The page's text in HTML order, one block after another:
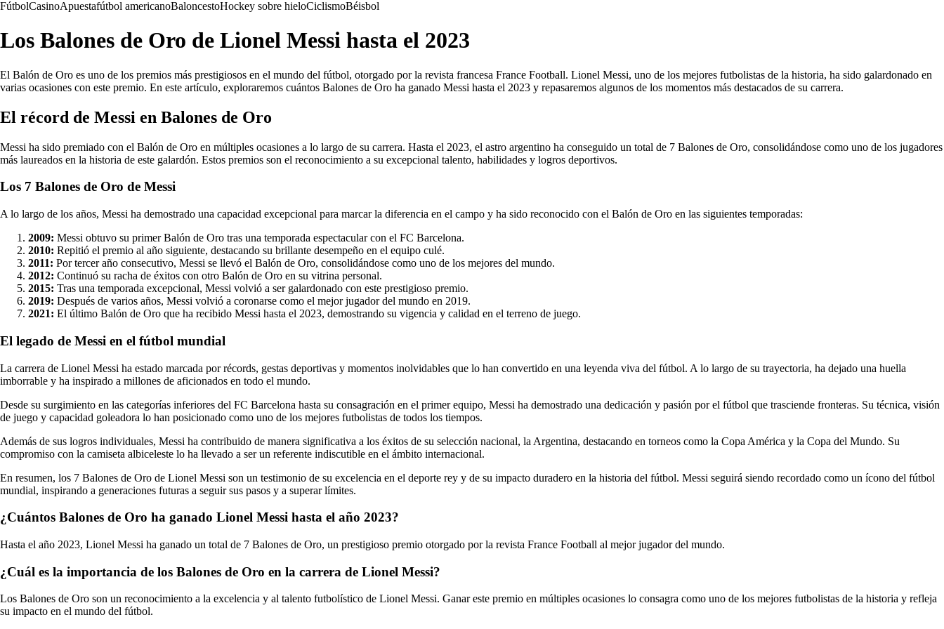
FútbolCasinoApuestafútbol americanoBaloncestoHockey sobre hieloCiclismoBéisbol
Los Balones de Oro de Lionel Messi hasta el 2023
El Balón de Oro es uno de los premios más prestigiosos en el mundo del fútbol, otorgado por la revista francesa France Football. Lionel Messi, uno de los mejores futbolistas de la historia, ha sido galardonado en
varias ocasiones con este premio. En este artículo, exploraremos cuántos Balones de Oro ha ganado Messi hasta el 2023 y repasaremos algunos de los momentos más destacados de su carrera.
El récord de Messi en Balones de Oro
Messi ha sido premiado con el Balón de Oro en múltiples ocasiones a lo largo de su carrera. Hasta el 2023, el astro argentino ha conseguido un total de 7 Balones de Oro, consolidándose como uno de los jugadores
más laureados en la historia de este galardón. Estos premios son el reconocimiento a su excepcional talento, habilidades y logros deportivos.
Los 7 Balones de Oro de Messi
A lo largo de los años, Messi ha demostrado una capacidad excepcional para marcar la diferencia en el campo y ha sido reconocido con el Balón de Oro en las siguientes temporadas:
2009: Messi obtuvo su primer Balón de Oro tras una temporada espectacular con el FC Barcelona.
2010: Repitió el premio al año siguiente, destacando su brillante desempeño en el equipo culé.
2011: Por tercer año consecutivo, Messi se llevó el Balón de Oro, consolidándose como uno de los mejores del mundo.
2012: Continuó su racha de éxitos con otro Balón de Oro en su vitrina personal.
2015: Tras una temporada excepcional, Messi volvió a ser galardonado con este prestigioso premio.
2019: Después de varios años, Messi volvió a coronarse como el mejor jugador del mundo en 2019.
2021: El último Balón de Oro que ha recibido Messi hasta el 2023, demostrando su vigencia y calidad en el terreno de juego.
El legado de Messi en el fútbol mundial
La carrera de Lionel Messi ha estado marcada por récords, gestas deportivas y momentos inolvidables que lo han convertido en una leyenda viva del fútbol. A lo largo de su trayectoria, ha dejado una huella
imborrable y ha inspirado a millones de aficionados en todo el mundo.
Desde su surgimiento en las categorías inferiores del FC Barcelona hasta su consagración en el primer equipo, Messi ha demostrado una dedicación y pasión por el fútbol que trasciende fronteras. Su técnica, visión
de juego y capacidad goleadora lo han posicionado como uno de los mejores futbolistas de todos los tiempos.
Además de sus logros individuales, Messi ha contribuido de manera significativa a los éxitos de su selección nacional, la Argentina, destacando en torneos como la Copa América y la Copa del Mundo. Su
compromiso con la camiseta albiceleste lo ha llevado a ser un referente indiscutible en el ámbito internacional.
En resumen, los 7 Balones de Oro de Lionel Messi son un testimonio de su excelencia en el deporte rey y de su impacto duradero en la historia del fútbol. Messi seguirá siendo recordado como un ícono del fútbol
mundial, inspirando a generaciones futuras a seguir sus pasos y a superar límites.
¿Cuántos Balones de Oro ha ganado Lionel Messi hasta el año 2023?
Hasta el año 2023, Lionel Messi ha ganado un total de 7 Balones de Oro, un prestigioso premio otorgado por la revista France Football al mejor jugador del mundo.
¿Cuál es la importancia de los Balones de Oro en la carrera de Lionel Messi?
Los Balones de Oro son un reconocimiento a la excelencia y al talento futbolístico de Lionel Messi. Ganar este premio en múltiples ocasiones lo consagra como uno de los mejores futbolistas de la historia y refleja
su impacto en el mundo del fútbol.